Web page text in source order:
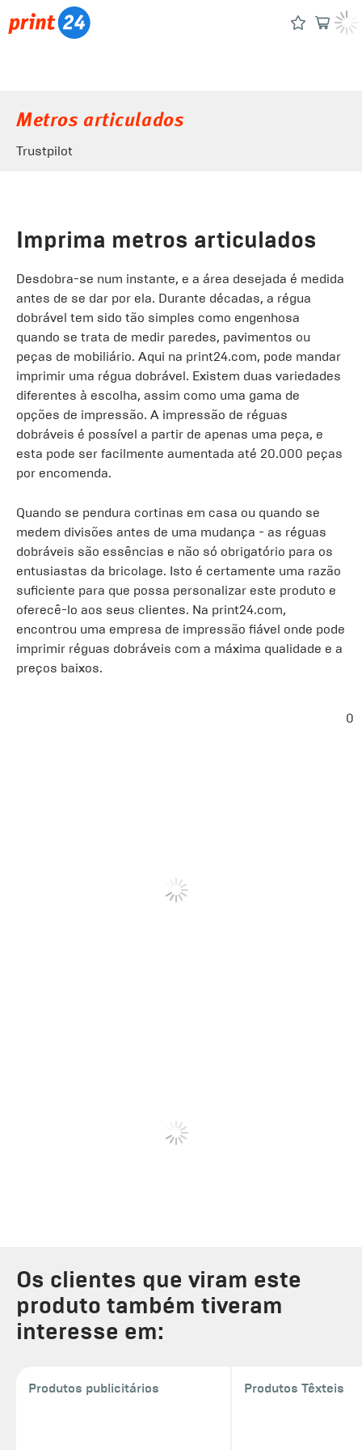
Metros articulados
Trustpilot
Imprima metros articulados
Desdobra-se num instante, e a área desejada é medida
antes de se dar por ela. Durante décadas, a régua
dobrável tem sido tão simples como engenhosa
quando se trata de medir paredes, pavimentos ou
peças de mobiliário. Aqui na print24.com, pode mandar
imprimir uma régua dobrável. Existem duas variedades
diferentes à escolha, assim como uma gama de
opções de impressão. A impressão de réguas
dobráveis é possível a partir de apenas uma peça, e
esta pode ser facilmente aumentada até 20.000 peças
por encomenda.
Quando se pendura cortinas em casa ou quando se
medem divisões antes de uma mudança - as réguas
dobráveis são essências e não só obrigatório para os
entusiastas da bricolage. Isto é certamente uma razão
suficiente para que possa personalizar este produto e
oferecê-lo aos seus clientes. Na print24.com,
encontrou uma empresa de impressão fiável onde pode
imprimir réguas dobráveis com a máxima qualidade e a
preços baixos.
0
Os clientes que viram este
produto também tiveram
interesse em:
Produtos publicitários Produtos Têxteis